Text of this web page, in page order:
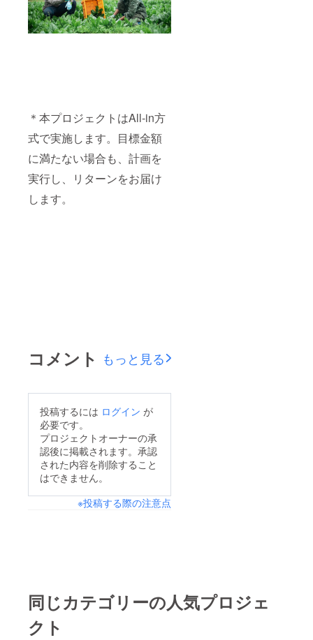
＊本プロジェクトはAll-in方
式で実施します。目標金額
に満たない場合も、計画を
実行し、リターンをお届け
します。
コメント もっと見る
投稿するには ログイン が
必要です。
プロジェクトオーナーの承
認後に掲載されます。承認
された内容を削除すること
はできません。
※投稿する際の注意点
同じカテゴリーの人気プロジェ
クト